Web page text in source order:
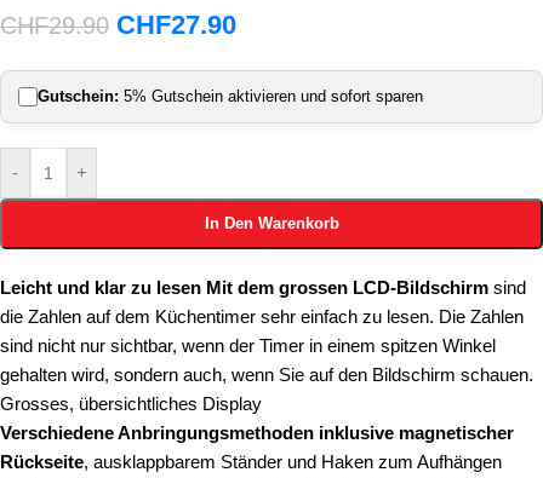
CHF29.90 CHF27.90
Gutschein: 5% Gutschein aktivieren und sofort sparen
- +
In Den Warenkorb
Leicht und klar zu lesen Mit dem grossen LCD-Bildschirm sind
die Zahlen auf dem Küchentimer sehr einfach zu lesen. Die Zahlen
sind nicht nur sichtbar, wenn der Timer in einem spitzen Winkel
gehalten wird, sondern auch, wenn Sie auf den Bildschirm schauen.
Grosses, übersichtliches Display
Verschiedene Anbringungsmethoden inklusive magnetischer
Rückseite, ausklappbarem Ständer und Haken zum Aufhängen